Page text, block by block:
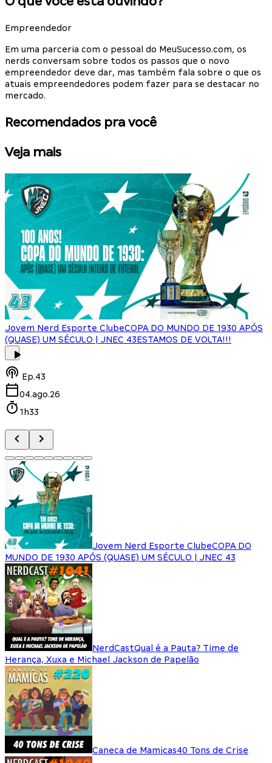
Empreendedor
Em uma parceria com o pessoal do MeuSucesso.com, os
nerds conversam sobre todos os passos que o novo
empreendedor deve dar, mas também fala sobre o que os
atuais empreendedores podem fazer para se destacar no
mercado.
Recomendados pra você
Veja mais
Jovem Nerd Esporte ClubeCOPA DO MUNDO DE 1930 APÓS
(QUASE) UM SÉCULO | JNEC 43ESTAMOS DE VOLTA!!!
Ep.43
04.ago.26
1h33
Jovem Nerd Esporte ClubeCOPA DO
MUNDO DE 1930 APÓS (QUASE) UM SÉCULO | JNEC 43
NerdCastQual é a Pauta? Time de
Herança, Xuxa e Michael Jackson de Papelão
Caneca de Mamicas40 Tons de Crise